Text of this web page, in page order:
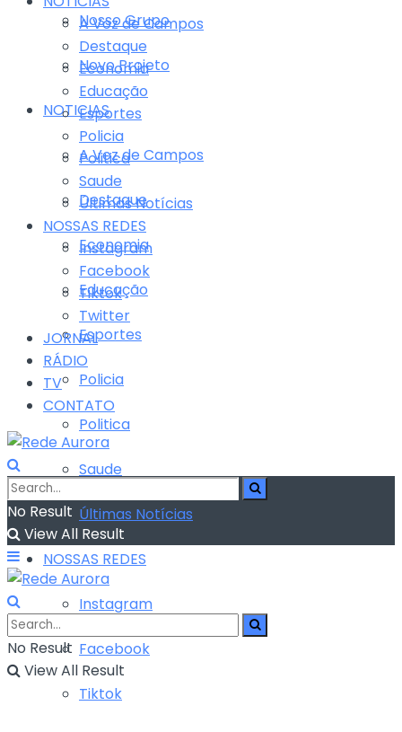
Nosso Grupo
Novo Projeto
NOTICIAS
A Voz de Campos
Destaque
Economia
Educação
Esportes
Policia
Politica
Saude
Últimas Notícias
NOSSAS REDES
Instagram
Facebook
Tiktok
A Voz de Campos
Destaque
Economia
Educação
Esportes
Policia
Politica
Saude
Últimas Notícias
NOSSAS REDES
Instagram
Facebook
Tiktok
Twitter
JORNAL
RÁDIO
TV
CONTATO
No Result
View All Result
No Result
View All Result